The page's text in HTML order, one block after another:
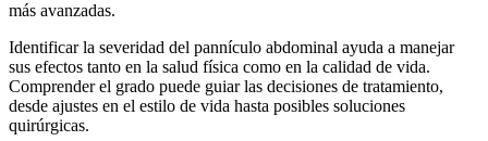
más avanzadas.
Identificar la severidad del pannículo abdominal ayuda a manejar
sus efectos tanto en la salud física como en la calidad de vida.
Comprender el grado puede guiar las decisiones de tratamiento,
desde ajustes en el estilo de vida hasta posibles soluciones
quirúrgicas.